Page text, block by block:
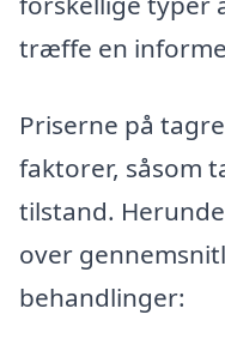
træffe en
Priserne på
faktorer, såsom
tilstand.
over
behandlinger: